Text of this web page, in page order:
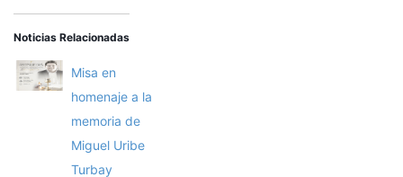
Noticias Relacionadas
Misa en
homenaje a la
memoria de
Miguel Uribe
Turbay